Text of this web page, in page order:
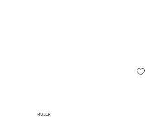
MUJER